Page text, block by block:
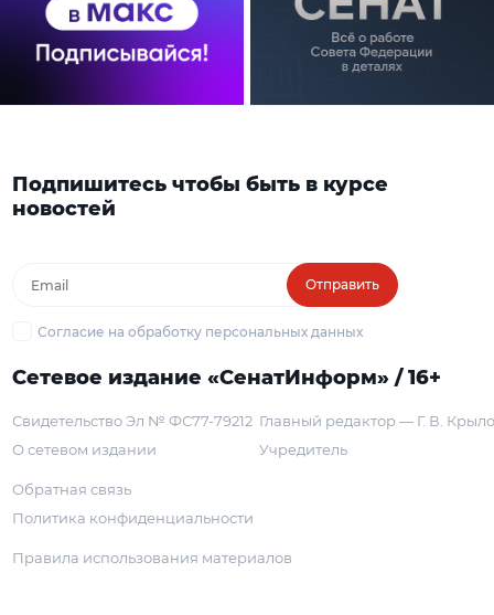
Подпишитесь чтобы быть в курсе
новостей
Отправить
Согласие на обработку персональных данных
Сетевое издание «СенатИнформ» / 16+
Свидетельство Эл № ФС77-79212
О сетевом издании
Главный редактор — Г. В.
Учредитель
Обратная связь
Политика конфиденциальности
Правила использования материалов